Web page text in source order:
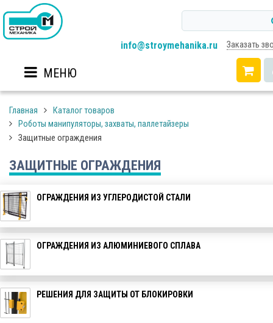
Заказать
info@stroymehanika.ru
МЕНЮ
Главная
Каталог товаров
Роботы манипуляторы, захваты, паллетайзеры
Защитные ограждения
ЗАЩИТНЫЕ ОГРАЖДЕНИЯ
ОГРАЖДЕНИЯ ИЗ УГЛЕРОДИСТОЙ СТАЛИ
ОГРАЖДЕНИЯ ИЗ АЛЮМИНИЕВОГО СПЛАВА
РЕШЕНИЯ ДЛЯ ЗАЩИТЫ ОТ БЛОКИРОВКИ